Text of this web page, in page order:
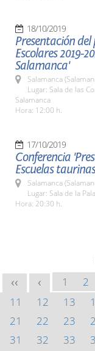
18/10/2019
Presentación
Escolares 2019-
Salamanca'
Salamanca
Lugar: Sala de las
Salamanca
Hora: 12:00 h.
17/10/2019
Conferencia
Escuelas
Salamanca
Lugar: Sala de la
Hora: 20:30 h.
<< < 1 2
11
12 13
21
22 23
31
32 33